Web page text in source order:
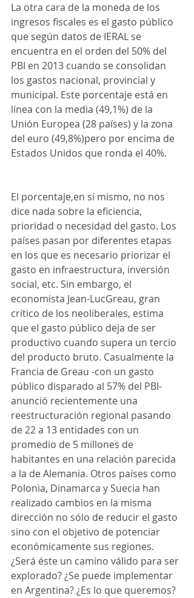
La otra cara de la moneda de los
ingresos fiscales es el gasto público
que según datos de IERAL se
encuentra en el orden del 50% del
PBI en 2013 cuando se consolidan
los gastos nacional, provincial y
municipal. Este porcentaje está en
línea con la media (49,1%) de la
Unión Europea (28 países) y la zona
del euro (49,8%)pero por encima de
Estados Unidos que ronda el 40%.
El porcentaje,en sí mismo, no nos
dice nada sobre la eficiencia,
prioridad o necesidad del gasto. Los
países pasan por diferentes etapas
en los que es necesario priorizar el
gasto en infraestructura, inversión
social, etc. Sin embargo, el
economista Jean-LucGreau, gran
crítico de los neoliberales, estima
que el gasto público deja de ser
productivo cuando supera un tercio
del producto bruto. Casualmente la
Francia de Greau -con un gasto
público disparado al 57% del PBI-
anunció recientemente una
reestructuración regional pasando
de 22 a 13 entidades con un
promedio de 5 millones de
habitantes en una relación parecida
a la de Alemania. Otros países como
Polonia, Dinamarca y Suecia han
realizado cambios en la misma
dirección no sólo de reducir el gasto
sino con el objetivo de potenciar
económicamente sus regiones.
¿Será éste un camino válido para ser
explorado? ¿Se puede implementar
en Argentina? ¿Es lo que queremos?